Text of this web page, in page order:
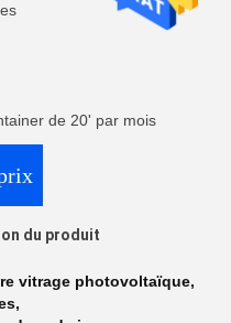
de 20' par mois
du produit
vitrage photovoltaïque,
,